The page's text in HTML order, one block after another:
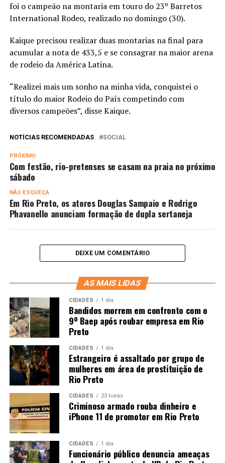
foi o campeão na montaria em touro do 23º Barretos
International Rodeo, realizado no domingo (30).
Kaique precisou realizar duas montarias na final para
acumular a nota de 433,5 e se consagrar na maior arena
de rodeio da América Latina.
“Realizei mais um sonho na minha vida, conquistei o
título do maior Rodeio do País competindo com
diversos campeões”, disse Kaique.
NOTÍCIAS RECOMENDADAS SOCIAL
PRÓXIMO
Com festão, rio-pretenses se casam na praia no próximo
sábado
NÃO ESQUEÇA
Em Rio Preto, os atores Douglas Sampaio e Rodrigo
Phavanello anunciam formação de dupla sertaneja
DEIXE UM COMENTÁRIO
AS MAIS LIDAS
CIDADES 1 dia
Bandidos morrem em confronto com o
9º Baep após roubar empresa em Rio
Preto
CIDADES 1 dia
Estrangeiro é assaltado por grupo de
mulheres em área de prostituição de
Rio Preto
CIDADES 23 horas
Criminoso armado rouba dinheiro e
iPhone 11 de promotor em Rio Preto
CIDADES 1 dia
Funcionário público denuncia ameaças